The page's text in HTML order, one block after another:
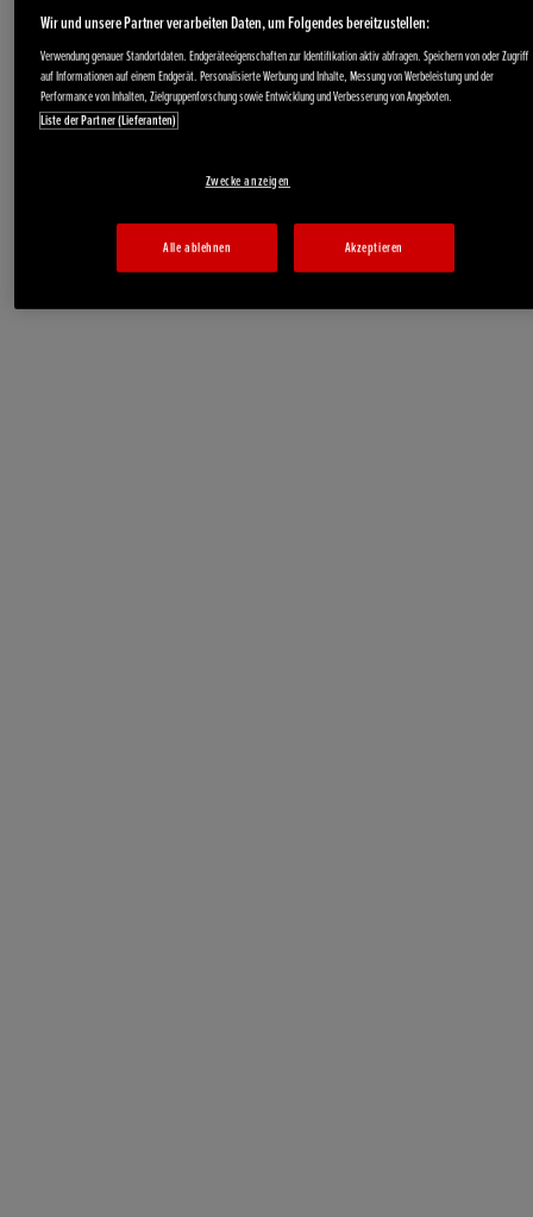
Wir und unsere Partner verarbeiten Daten, um Folgendes bereitzustellen:
Verwendung genauer Standortdaten. Endgeräteeigenschaften zur Identifikation aktiv abfragen. Speichern von oder Zugriff
auf Informationen auf einem Endgerät. Personalisierte Werbung und Inhalte, Messung von Werbeleistung und der
Performance von Inhalten, Zielgruppenforschung sowie Entwicklung und Verbesserung von Angeboten.
Liste der Partner (Lieferanten)
Zwecke anzeigen
Alle ablehnen Akzeptieren